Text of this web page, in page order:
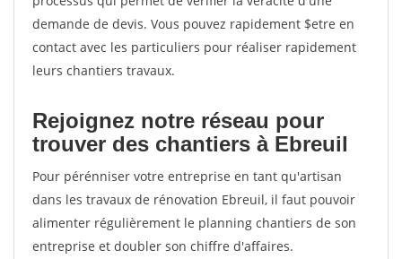
demande de devis. Vous pouvez rapidement $etre en
contact avec les particuliers pour réaliser rapidement
leurs chantiers travaux.
Rejoignez notre réseau pour
trouver des chantiers à Ebreuil
Pour pérénniser votre entreprise en tant qu'artisan
dans les travaux de rénovation Ebreuil, il faut pouvoir
alimenter régulièrement le planning chantiers de son
entreprise et doubler son chiffre d'affaires.